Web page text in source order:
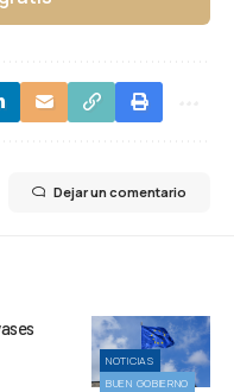
Dejar un comentario
NOTICIAS
BUEN GOBIERNO